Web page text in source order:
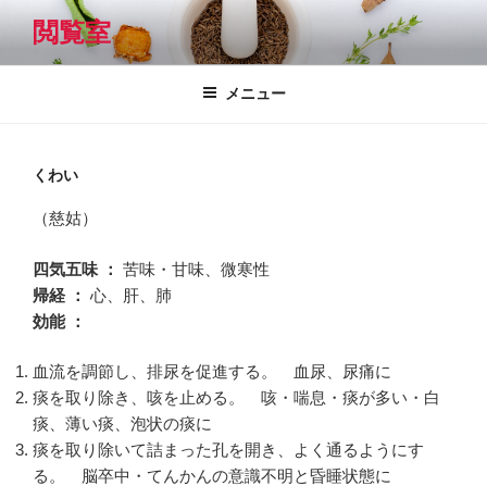
テ
閲覧室
メニュー
くわい
（慈姑）
四気五味 ： 苦味・甘味、微寒性
帰経 ： 心、肝、肺
効能 ：
血流を調節し、排尿を促進する。 血尿、尿痛に
痰を取り除き、咳を止める。 咳・喘息・痰が多い・白
痰、薄い痰、泡状の痰に
痰を取り除いて詰まった孔を開き、よく通るようにす
る。 脳卒中・てんかんの意識不明と昏睡状態に